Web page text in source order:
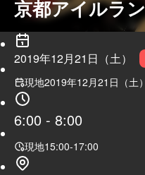
京都アイルラ
2019年12月21日（土）
現地2019年12月21日（土）
6:00 - 8:00
現地15:00-17:00